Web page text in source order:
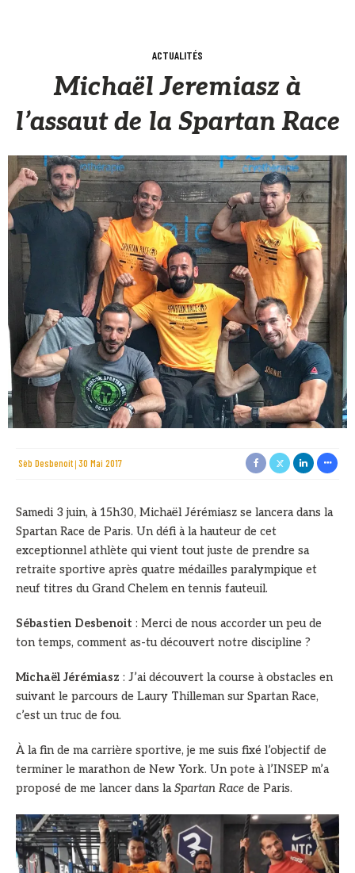
ACTUALITÉS
Michaël Jeremiasz à
l’assaut de la Spartan Race
Sèb Desbenoit 30 Mai 2017
Samedi 3 juin, à 15h30, Michaël Jérémiasz se lancera dans la
Spartan Race de Paris. Un défi à la hauteur de cet
exceptionnel athlète qui vient tout juste de prendre sa
retraite sportive après quatre médailles paralympique et
neuf titres du Grand Chelem en tennis fauteuil.
Sébastien Desbenoit : Merci de nous accorder un peu de
ton temps, comment as-tu découvert notre discipline ?
Michaël Jérémiasz : J’ai découvert la course à obstacles en
suivant le parcours de Laury Thilleman sur Spartan Race,
c’est un truc de fou.
À la fin de ma carrière sportive, je me suis fixé l’objectif de
terminer le marathon de New York. Un pote à l’INSEP m’a
proposé de me lancer dans laSpartan Race de Paris.